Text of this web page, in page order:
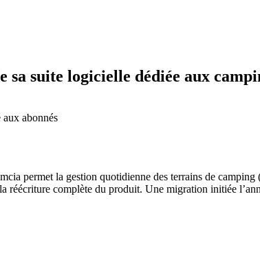
suite logicielle dédiée aux
aux abonnés
permet la gestion quotidienne des terrains de
réécriture complète du produit. Une migration initiée